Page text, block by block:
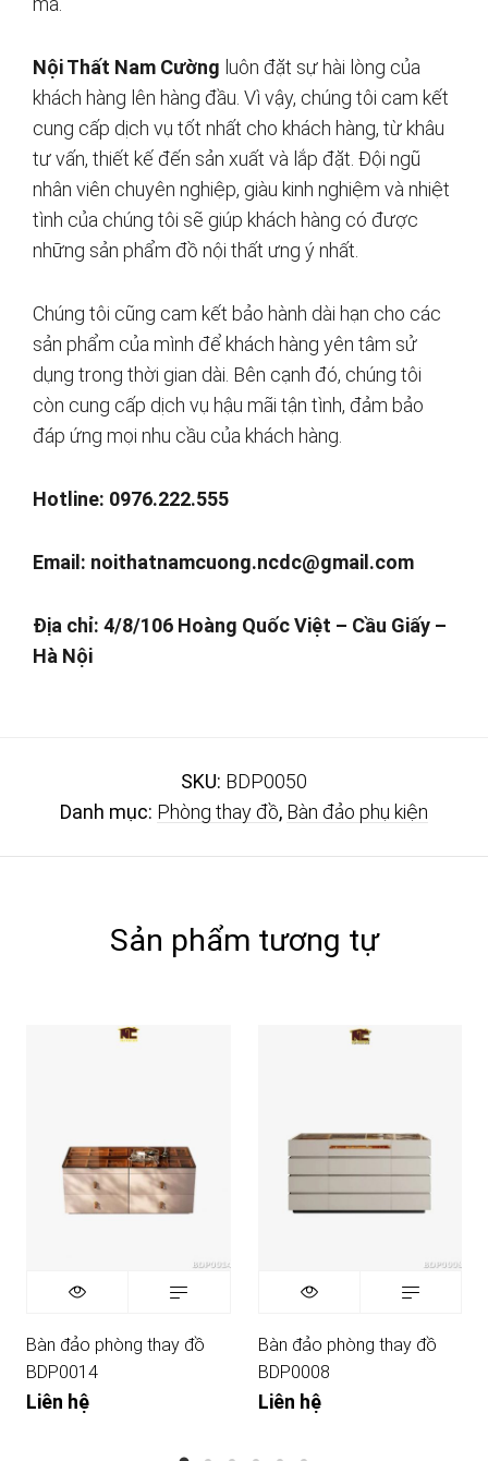
Nội Thất Nam Cường luôn đặt sự hài lòng của
khách hàng lên hàng đầu. Vì vậy, chúng tôi cam kết
cung cấp dịch vụ tốt nhất cho khách hàng, từ khâu
tư vấn, thiết kế đến sản xuất và lắp đặt. Đội ngũ
nhân viên chuyên nghiệp, giàu kinh nghiệm và nhiệt
tình của chúng tôi sẽ giúp khách hàng có được
những sản phẩm đồ nội thất ưng ý nhất.
Chúng tôi cũng cam kết bảo hành dài hạn cho các
sản phẩm của mình để khách hàng yên tâm sử
dụng trong thời gian dài. Bên cạnh đó, chúng tôi
còn cung cấp dịch vụ hậu mãi tận tình, đảm bảo
đáp ứng mọi nhu cầu của khách hàng.
Hotline: 0976.222.555
Email: noithatnamcuong.ncdc@gmail.com
Địa chỉ: 4/8/106 Hoàng Quốc Việt – Cầu Giấy –
Hà Nội
SKU: BDP0050
Danh mục: Phòng thay đồ, Bàn đảo phụ kiện
Sản phẩm tương tự
Bàn đảo phòng thay đồ
BDP0014
Liên hệ
Bàn đảo phòng thay đồ
BDP0008
Liên hệ